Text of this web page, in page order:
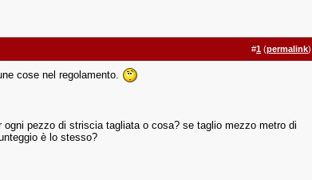
#1 (permalink)
cose nel regolamento.
pezzo di striscia tagliata o cosa? se taglio mezzo metro di
è lo stesso?